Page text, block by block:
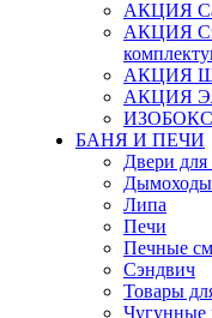
АКЦИЯ
АКЦИЯ
АКЦИЯ
АКЦИЯ
ИЗОБОКС
БАНЯ И ПЕЧИ
Двери для
Дымоходы
Липа
Печи
Печные
Сэндвич
Товары
Чугунные